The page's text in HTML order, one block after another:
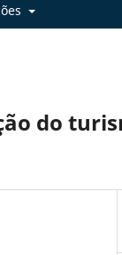
do